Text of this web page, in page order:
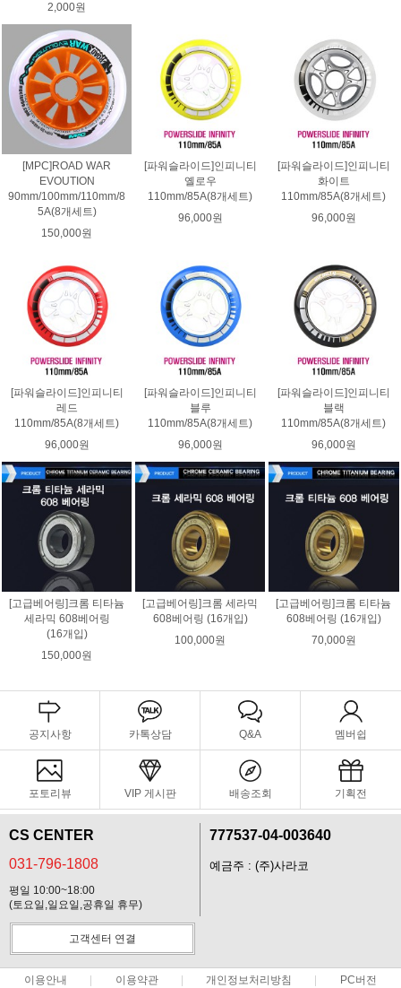
2,000원
[MPC]ROAD WAR
EVOUTION
90mm/100mm/110mm/8
5A(8개세트)
150,000원
[파워슬라이드]인피니티
옐로우
110mm/85A(8개세트)
96,000원
[파워슬라이드]인피니티
화이트
110mm/85A(8개세트)
96,000원
[파워슬라이드]인피니티
레드
110mm/85A(8개세트)
96,000원
[파워슬라이드]인피니티
블루
110mm/85A(8개세트)
96,000원
[파워슬라이드]인피니티
블랙
110mm/85A(8개세트)
96,000원
[고급베어링]크롬 티타늄
세라믹 608베어링
(16개입)
150,000원
[고급베어링]크롬 세라믹
608베어링 (16개입)
100,000원
[고급베어링]크롬 티타늄
608베어링 (16개입)
70,000원
공지사항 카톡상담 Q&A 멤버쉽
포토리뷰 VIP 게시판 배송조회 기획전
CS CENTER
031-796-1808
평일 10:00~18:00
(토요일,일요일,공휴일 휴무)
777537-04-003640
예금주 : (주)사라코
고객센터 연결
이용안내 이용약관 개인정보처리방침 PC버전